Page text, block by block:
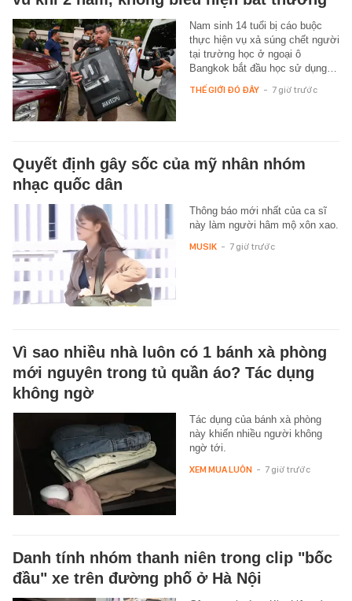
Nam sinh 14 tuổi bị cáo buộc
thực hiện vụ xả súng chết người
tại trường học ở ngoại ô
Bangkok bắt đầu học sử dụng…
THẾ GIỚI ĐÓ ĐÂY - 7 giờ trước
Quyết định gây sốc của mỹ nhân nhóm
nhạc quốc dân
Thông báo mới nhất của ca sĩ
này làm người hâm mộ xôn xao.
MUSIK - 7 giờ trước
Vì sao nhiều nhà luôn có 1 bánh xà phòng
mới nguyên trong tủ quần áo? Tác dụng
không ngờ
Tác dụng của bánh xà phòng
này khiến nhiều người không
ngờ tới.
XEM MUA LUÔN - 7 giờ trước
Danh tính nhóm thanh niên trong clip "bốc
đầu" xe trên đường phố ở Hà Nội